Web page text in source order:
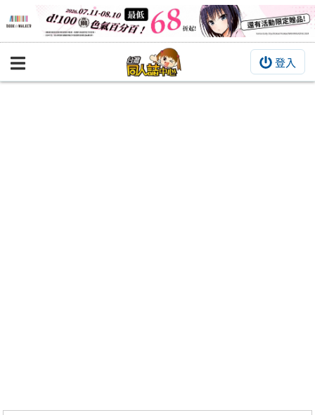
登入
BOOKY書集倉庫
繪圖藝廊